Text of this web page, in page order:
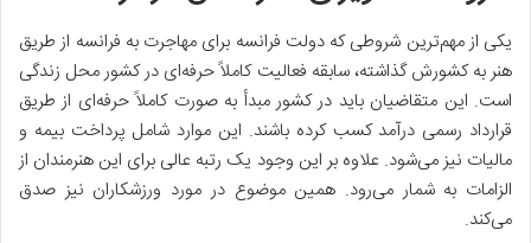
یکی از مهم‌ترین شروطی که دولت فرانسه برای مهاجرت به فرانسه از طریق
هنر به کشورش گذاشته، سابقه فعالیت کاملاً حرفه‌ای در کشور محل زندگی
است. این متقاضیان باید در کشور مبدأ به ‌صورت کاملاً حرفه‌ای از طریق
قرارداد رسمی درآمد کسب کرده باشند. این موارد شامل پرداخت بیمه و
مالیات نیز می‌شود. علاوه بر این وجود یک رتبه عالی برای این هنرمندان از
الزامات به شمار می‌رود. همین موضوع در مورد ورزشکاران نیز صدق
می‌کند.